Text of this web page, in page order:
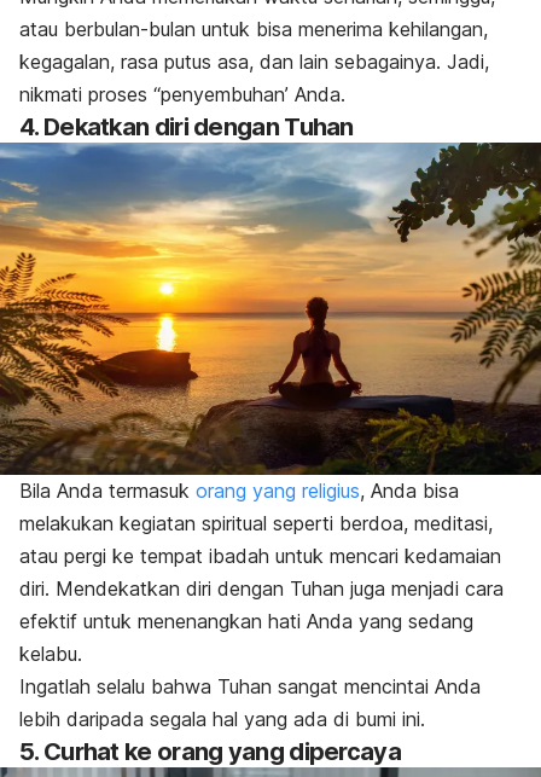
atau berbulan-bulan untuk bisa menerima kehilangan,
kegagalan, rasa putus asa, dan lain sebagainya. Jadi,
nikmati proses “penyembuhan’ Anda.
4. Dekatkan diri dengan Tuhan
Bila Anda termasuk orang yang religius, Anda bisa
melakukan kegiatan spiritual seperti berdoa, meditasi,
atau pergi ke tempat ibadah untuk mencari kedamaian
diri. Mendekatkan diri dengan Tuhan juga menjadi cara
efektif untuk menenangkan hati Anda yang sedang
kelabu.
Ingatlah selalu bahwa Tuhan sangat mencintai Anda
lebih daripada segala hal yang ada di bumi ini.
5. Curhat ke orang yang dipercaya